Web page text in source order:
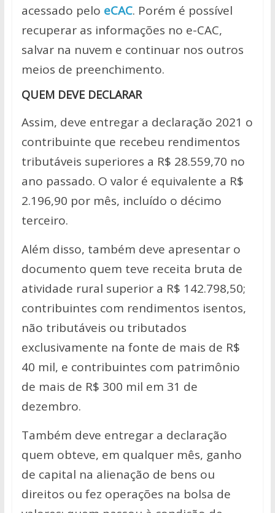
acessado pelo eCAC. Porém é possível
recuperar as informações no e-CAC,
salvar na nuvem e continuar nos outros
meios de preenchimento.
QUEM DEVE DECLARAR
Assim, deve entregar a declaração 2021 o
contribuinte que recebeu rendimentos
tributáveis superiores a R$ 28.559,70 no
ano passado. O valor é equivalente a R$
2.196,90 por mês, incluído o décimo
terceiro.
Além disso, também deve apresentar o
documento quem teve receita bruta de
atividade rural superior a R$ 142.798,50;
contribuintes com rendimentos isentos,
não tributáveis ou tributados
exclusivamente na fonte de mais de R$
40 mil, e contribuintes com patrimônio
de mais de R$ 300 mil em 31 de
dezembro.
Também deve entregar a declaração
quem obteve, em qualquer mês, ganho
de capital na alienação de bens ou
direitos ou fez operações na bolsa de